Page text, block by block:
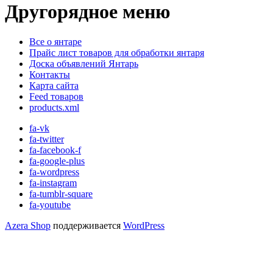
Другорядное меню
Все о янтаре
Прайс лист товаров для обработки янтаря
Доска объявлений Янтарь
Контакты
Карта сайта
Feed товаров
products.xml
fa-vk
fa-twitter
fa-facebook-f
fa-google-plus
fa-wordpress
fa-instagram
fa-tumblr-square
fa-youtube
Azera Shop поддерживается WordPress